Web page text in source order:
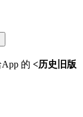
的 <历史旧版